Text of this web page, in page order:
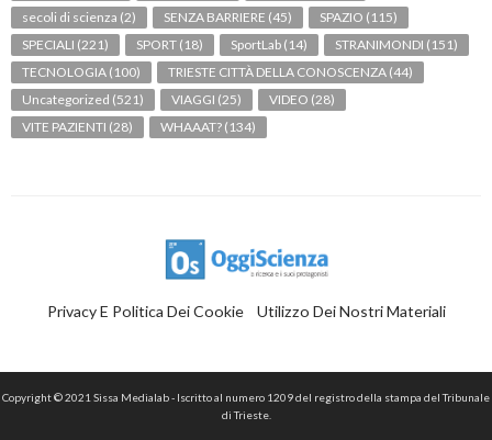
secoli di scienza (2) SENZA BARRIERE (45) SPAZIO (115)
SPECIALI (221) SPORT (18) SportLab (14) STRANIMONDI (151)
TECNOLOGIA (100) TRIESTE CITTÀ DELLA CONOSCENZA (44)
Uncategorized (521) VIAGGI (25) VIDEO (28)
VITE PAZIENTI (28) WHAAAT? (134)
Privacy E Politica Dei Cookie Utilizzo Dei Nostri Materiali
Copyright © 2021 Sissa Medialab - Iscritto al numero 1209 del registro della stampa del Tribunale
di Trieste.